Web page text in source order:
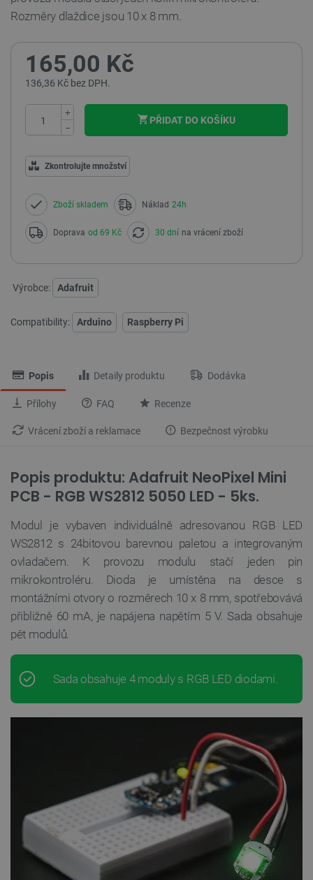
Rozměry dlaždice jsou 10 x 8 mm.
165,00 Kč
136,36 Kč bez DPH.
+
−
PŘIDAT DO KOŠÍKU
Zkontrolujte množství
Zboží skladem Náklad 24h
Doprava od 69 Kč 30 dní na vrácení zboží
Výrobce: Adafruit
Compatibility: Arduino Raspberry Pi
Popis Detaily produktu Dodávka
Přílohy FAQ Recenze
Vrácení zboží a reklamace Bezpečnost výrobku
Popis produktu: Adafruit NeoPixel Mini
PCB - RGB WS2812 5050 LED - 5ks.
Modul je vybaven individuálně adresovanou RGB LED
WS2812 s 24bitovou barevnou paletou a integrovaným
ovladačem. K provozu modulu stačí jeden pin
mikrokontroléru. Dioda je umístěna na desce s
montážními otvory o rozměrech 10 x 8 mm, spotřebovává
přibližně 60 mA, je napájena napětím 5 V. Sada obsahuje
pět modulů.
Sada obsahuje 4 moduly s RGB LED diodami.